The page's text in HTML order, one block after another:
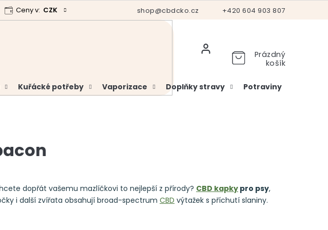
+420 604 903 807
shop@cbdcko.cz
Analýzy a certifikáty Hodnocení obchodu Vrácení a reklamace
Ceny v: CZK
Prázdný
košík
Kuřácké potřeby Vaporizace Doplňky stravy Potraviny
dopřát vašemu mazlíčkovi to nejlepší z přírody? CBD kapky pro psy,
i další zvířata obsahují broad-spectrum CBD výtažek s příchutí slaniny.